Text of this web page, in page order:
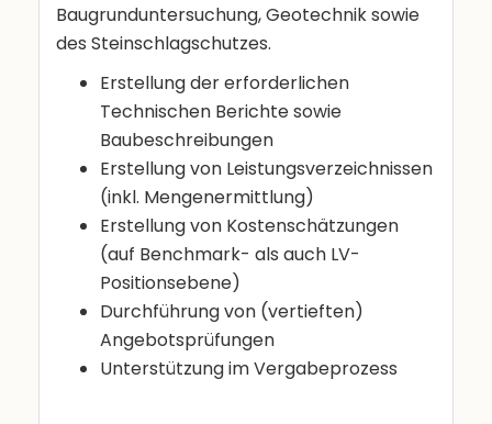
Baugrunduntersuchung, Geotechnik sowie
des Steinschlagschutzes.
Erstellung der erforderlichen
Technischen Berichte sowie
Baubeschreibungen
Erstellung von Leistungsverzeichnissen
(inkl. Mengenermittlung)
Erstellung von Kostenschätzungen
(auf Benchmark- als auch LV-
Positionsebene)
Durchführung von (vertieften)
Angebotsprüfungen
Unterstützung im Vergabeprozess